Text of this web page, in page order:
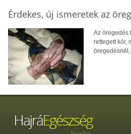
Érdekes, új ismeretek az
Az öregedés
rettegett kór,